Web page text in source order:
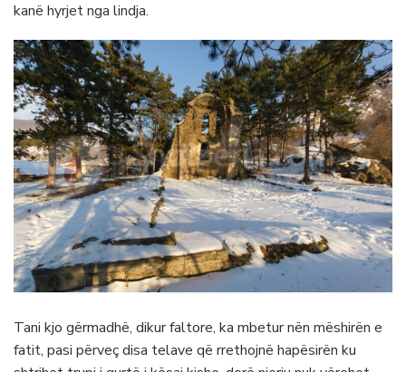
kanë hyrjet nga lindja.
Tani kjo gërmadhë, dikur faltore, ka mbetur nën mëshirën e
fatit, pasi përveç disa telave që rrethojnë hapësirën ku